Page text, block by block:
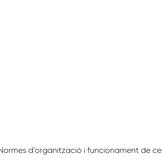
d’organització i funcionament de